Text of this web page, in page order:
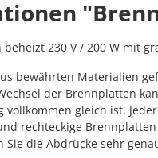
beheizt 230 V / 200 W mit
bewährten Materialien
der Brennplatten
vollkommen gleich ist.
rechteckige
die Abdrücke sehr